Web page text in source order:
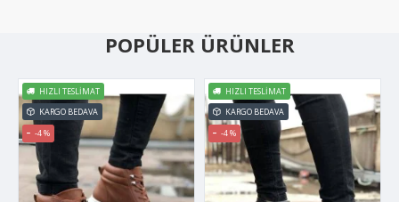
POPÜLER ÜRÜNLER
HIZLI TESLIMAT
KARGO BEDAVA
-4 %
HIZLI TESLIMAT
KARGO BEDAVA
-4 %